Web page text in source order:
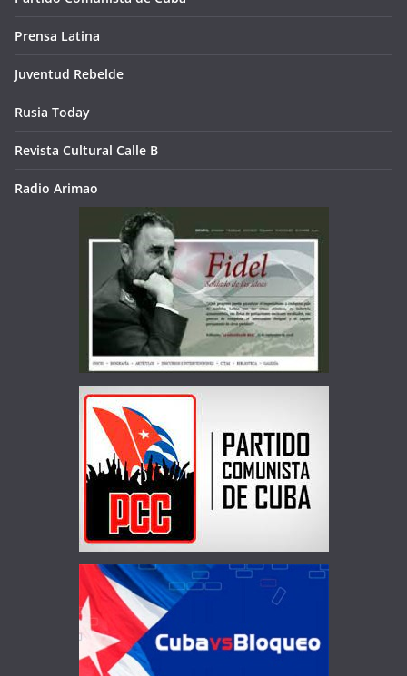
Prensa Latina
Juventud Rebelde
Rusia Today
Revista Cultural Calle B
Radio Arimao